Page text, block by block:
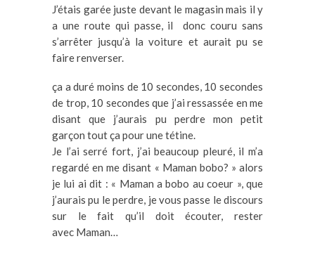
J’étais garée juste devant le magasin mais il y
a une route qui passe, il donc couru sans
s’arrêter jusqu’à la voiture et aurait pu se
faire renverser.
ça a duré moins de 10 secondes, 10 secondes
de trop, 10 secondes que j’ai ressassée en me
disant que j’aurais pu perdre mon petit
garçon tout ça pour une tétine.
Je l’ai serré fort, j’ai beaucoup pleuré, il m’a
regardé en me disant « Maman bobo? » alors
je lui ai dit : « Maman a bobo au coeur », que
j’aurais pu le perdre, je vous passe le discours
sur le fait qu’il doit écouter, rester
avec Maman…